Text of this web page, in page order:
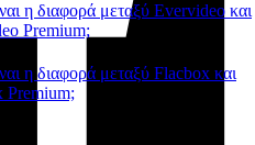
η διαφορά μεταξύ Evervideo και
Premium;
η διαφορά μεταξύ Flacbox και
Premium;